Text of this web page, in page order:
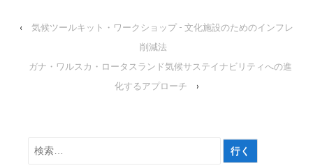
‹
気候ツールキット・ワークショップ - 文化施設のためのインフレ
削減法
ガナ・ワルスカ・ロータスランド気候サステイナビリティへの進
化するアプローチ
›
検